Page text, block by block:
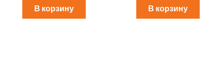
В корзину В корзину